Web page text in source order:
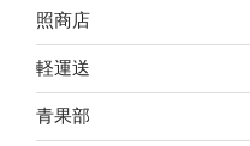
照商店
軽運送
青果部